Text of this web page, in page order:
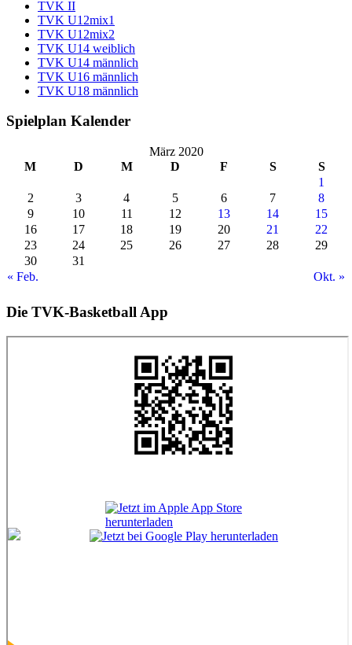
TVK II
TVK U12mix1
TVK U12mix2
TVK U14 weiblich
TVK U14 männlich
TVK U16 männlich
TVK U18 männlich
Spielplan Kalender
März 2020
M
D M D F S S
« Feb. Okt. »
1
2
3 4 5 6 7
8
9
10 11 12 13 14
15
16
17 18 19 20 21
22
23
24 25 26 27 28
29
30
31
Die TVK-Basketball App